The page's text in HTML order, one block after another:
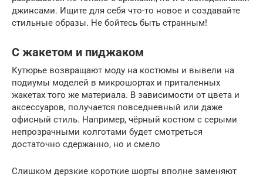
джинсами. Ищите для себя что-то новое и создавайте
стильные образы. Не бойтесь быть странным!
С жакетом и пиджаком
Кутюрье возвращают моду на костюмы и вывели на
подиумы моделей в микрошортах и приталенных
жакетах того же материала. В зависимости от цвета и
аксессуаров, получается повседневный или даже
офисный стиль. Например, чёрный костюм с серыми
непрозрачными колготами будет смотреться
достаточно сдержанно, но и смело
Слишком дерзкие короткие шорты вполне заменяют